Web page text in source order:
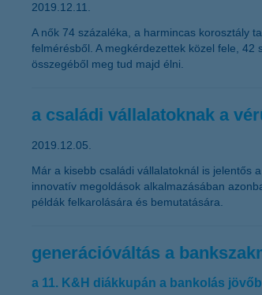
2019.12.11.
A nők 74 százaléka, a harmincas korosztály
felmérésből. A megkérdezettek közel fele,
összegéből meg tud majd élni.
a családi vállalatoknak a
2019.12.05.
Már a kisebb családi vállalatoknál is jelentős
innovatív megoldások alkalmazásában
példák felkarolására és bemutatására.
generációváltás a
a 11. K&H diákkupán a bankolás